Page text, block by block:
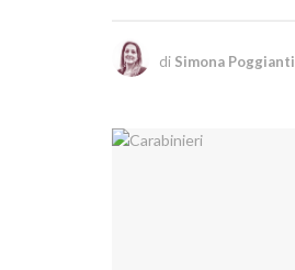
di Simona Poggianti